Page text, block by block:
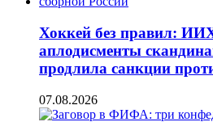
Хоккей без правил:
аплодисменты
продлила санкции
07.08.2026